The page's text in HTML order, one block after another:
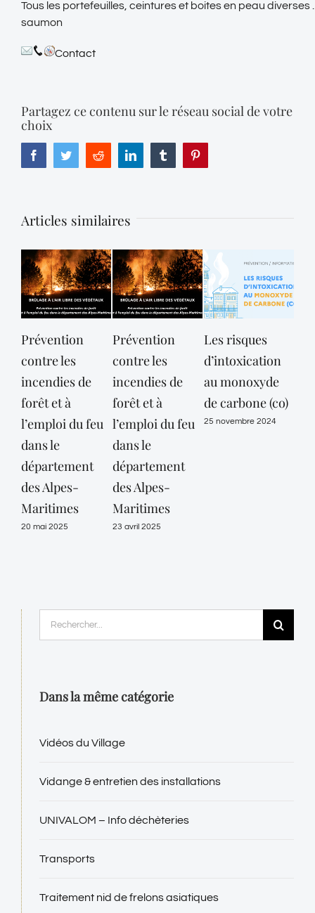
Tous les portefeuilles, ceintures et boites en peau
saumon
Contact
Partagez ce contenu sur le réseau social de votre
choix
FacebookTwitterReddit LinkedIn Tumblr
Articles similaires
feu
Prévention
contre les
incendies de
forêt et à
l’emploi du feu
dans le
département
des Alpes-
Maritimes
23 avril 2025
Les risques
d’intoxication
au monoxyde
de carbone (co)
25 novembre 2024
« Mon voisin 06
a du cœur »
pour les séniors
isolés et les
aidants
Dans la même catégorie
Vidéos du Village
Vidange & entretien des installations
UNIVALOM – Info déchèteries
Transports
Traitement nid de frelons asiatiques